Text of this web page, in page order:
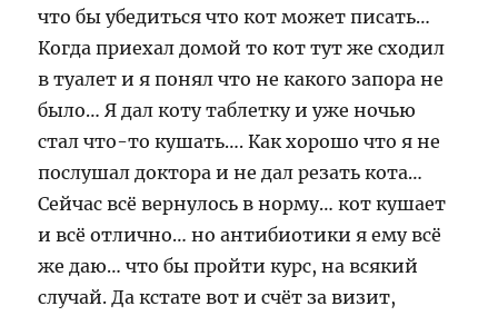
что бы убедиться что кот может писать…
Когда приехал домой то кот тут же сходил
в туалет и я понял что не какого запора не
было… Я дал коту таблетку и уже ночью
стал что-то кушать…. Как хорошо что я не
послушал доктора и не дал резать кота…
Сейчас всё вернулось в норму… кот кушает
и всё отлично… но антибиотики я ему всё
же даю… что бы пройти курс, на всякий
случай. Да кстате вот и счёт за визит,